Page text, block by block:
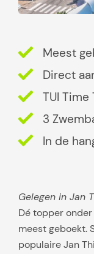
Meest
Direct
TUI
3
In de
Gelegen in Jan
Dé topper
meest geboekt.
populaire Jan